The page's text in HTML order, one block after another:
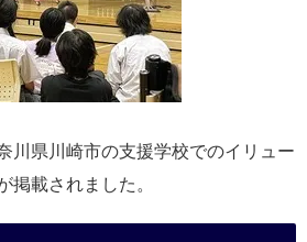
川県川崎市の支援学校でのイリュー
掲載されました。